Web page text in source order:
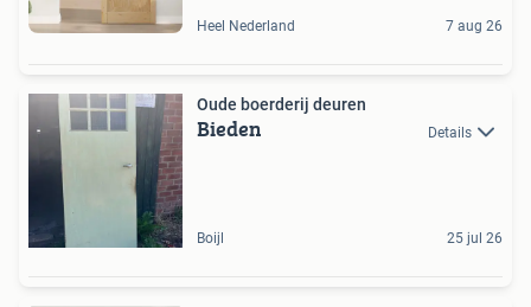
Heel Nederland 7 aug 26
Oude boerderij deuren
Bieden Details
Boijl 25 jul 26